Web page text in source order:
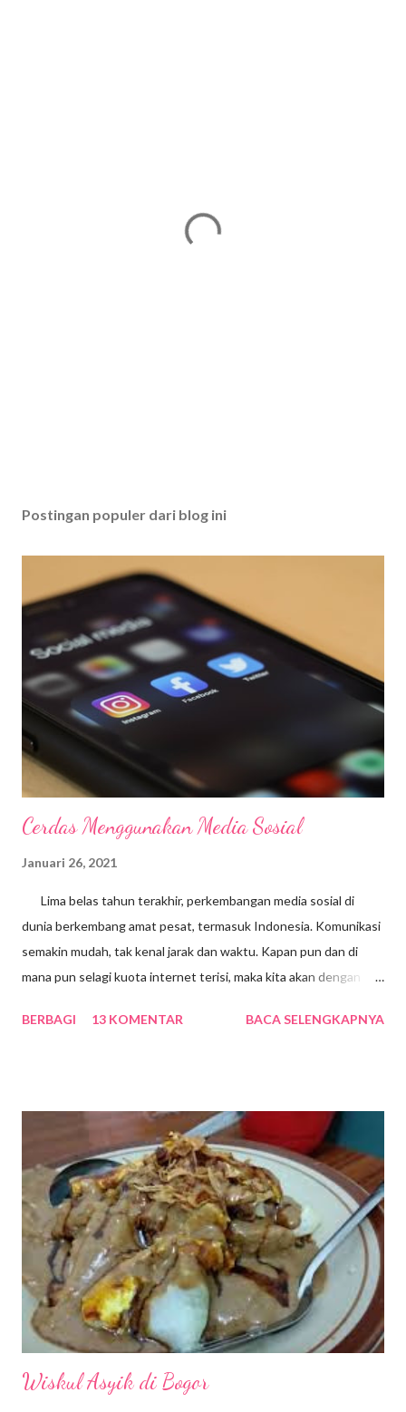
Postingan populer dari blog ini
Cerdas Menggunakan Media Sosial
Januari 26, 2021
Lima belas tahun terakhir, perkembangan media sosial di
dunia berkembang amat pesat, termasuk Indonesia. Komunikasi
semakin mudah, tak kenal jarak dan waktu. Kapan pun dan di
mana pun selagi kuota internet terisi, maka kita akan dengan
manapun. Positifnya, masyarakat kita jadi sangat melek
aplikasi itu memang sangat menarik, sehingga bisa menyita
waktu dan membuat kita tidak produktif, karena menghabiskan
waktu berjam-jam menatap gawai menikmati berbagai sajian
media sosial. Tidak bisa dipungkiri, sebagain besar
masyarakat kita sudah kecanduan gawai dan sulit lepas dari alat
canggih segenggaman tangan itu. Agar kita tetap waras dan
produktif dalam bersosmed maka...
BERBAGI 13 KOMENTAR BACA SELENGKAPNYA
Wiskul Asyik di Bogor